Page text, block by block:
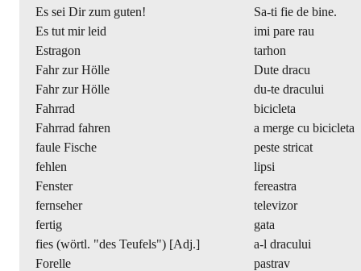
Es sei Dir zum guten!
Sa-ti fie de bine.
Es tut mir leid
imi pare rau
Estragon
tarhon
Fahr zur Hölle
Dute dracu
Fahr zur Hölle
du-te dracului
Fahrrad
bicicleta
Fahrrad fahren
a merge cu bicicleta
faule Fische
peste stricat
fehlen
lipsi
Fenster
fereastra
fernseher
televizor
fertig
gata
fies (wörtl. "des Teufels") [Adj.]
a-l dracului
Forelle
pastrav